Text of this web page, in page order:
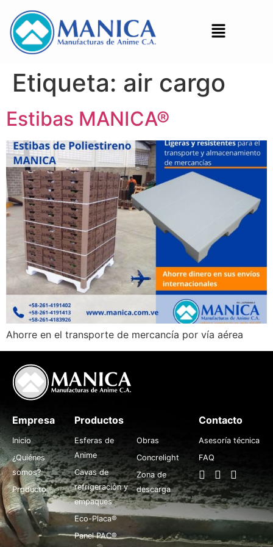
Etiqueta: air cargo
Estibas MANICA®
Ahorre en el transporte de mercancía por vía aérea
Empresa
Inicio
¿Quiénes
somos?
Producto
Productos
Esferas de
Anime
Cavas de
refrigeración y
empaques
Eco-Placa®
Panel PAC®
Obras
Concrelight
Zona de
descarga
Contacto
Asesoría técnica
FAQ